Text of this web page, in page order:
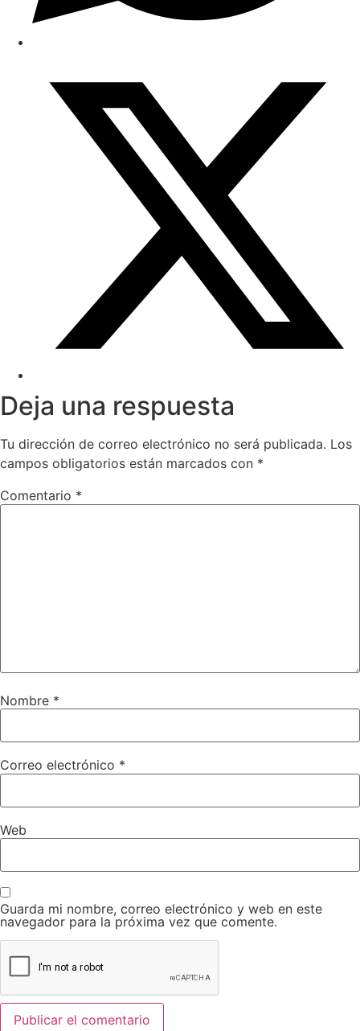
Deja una respuesta
Tu dirección de correo electrónico no será publicada. Los
campos obligatorios están marcados con *
Comentario *
Nombre *
Correo electrónico *
Web
Guarda mi nombre, correo electrónico y web en este
navegador para la próxima vez que comente.